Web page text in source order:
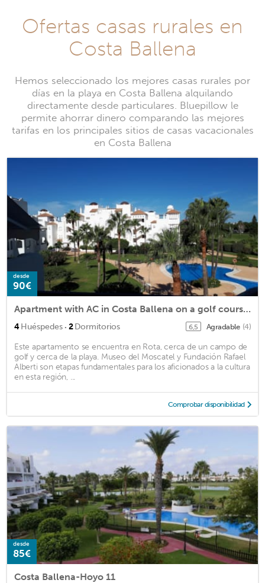
Ofertas casas rurales en
Costa Ballena
Hemos seleccionado los mejores casas rurales por
días en la playa en Costa Ballena alquilando
directamente desde particulares. Bluepillow le
permite ahorrar dinero comparando las mejores
tarifas en los principales sitios de casas vacacionales
en Costa Ballena
desde
90€
Apartment with AC in Costa Ballena on a golf course 10 minutes from the beach
4Huéspedes · 2Dormitorios 6,5 Agradable (4)
Este apartamento se encuentra en Rota, cerca de un campo de
golf y cerca de la playa. Museo del Moscatel y Fundación Rafael
Alberti son etapas fundamentales para los aficionados a la cultura
en esta región, ...
Comprobar disponibilidad
desde
85€
Costa Ballena-Hoyo 11